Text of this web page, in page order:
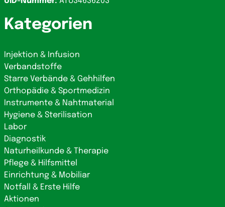
Kategorien
Injektion & Infusion
Verbandstoffe
Starre Verbände & Gehhilfen
Orthopädie & Sportmedizin
Instrumente & Nahtmaterial
Hygiene & Sterilisation
Labor
Diagnostik
Naturheilkunde & Therapie
Pflege & Hilfsmittel
Einrichtung & Mobiliar
Notfall & Erste Hilfe
Aktionen